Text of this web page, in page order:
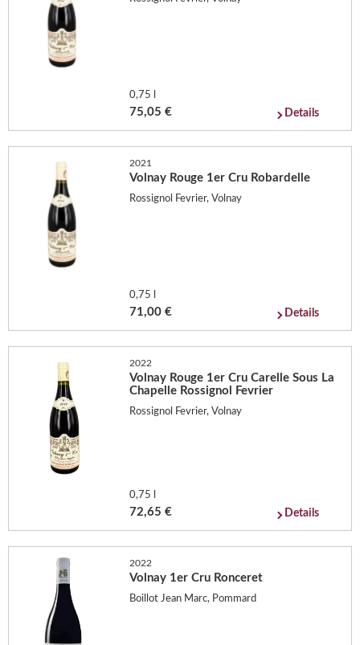
0,75 l
75,05 € Details
2021
Volnay Rouge 1er Cru Robardelle
Rossignol Fevrier, Volnay
0,75 l
71,00 € Details
2022
Volnay Rouge 1er Cru Carelle Sous La
Chapelle Rossignol Fevrier
Rossignol Fevrier, Volnay
0,75 l
72,65 € Details
2022
Volnay 1er Cru Ronceret
Boillot Jean Marc, Pommard